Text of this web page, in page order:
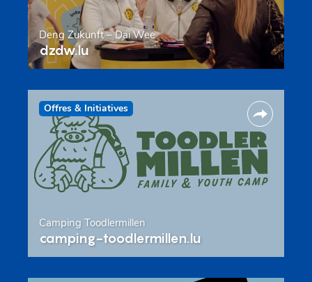
Deng Zukunft – Däi Wee
dzdw.lu
Offres & Initiatives
Camping Toodlermillen
camping-toodlermillen.lu